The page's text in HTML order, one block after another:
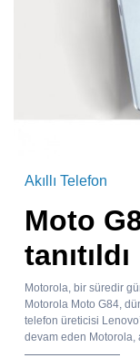
Akıllı Telefon
Moto
tanıtıldı
Motorola, bir süredir
Motorola Moto G84,
telefon üreticisi
devam eden Motorola,